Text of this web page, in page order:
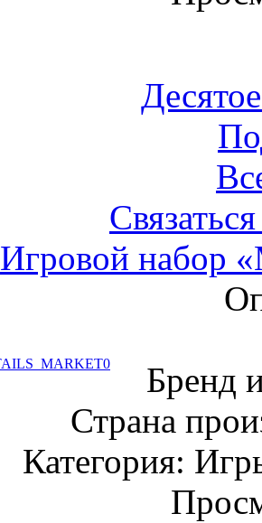
Игровой набор
Бренд
Страна
Категория: